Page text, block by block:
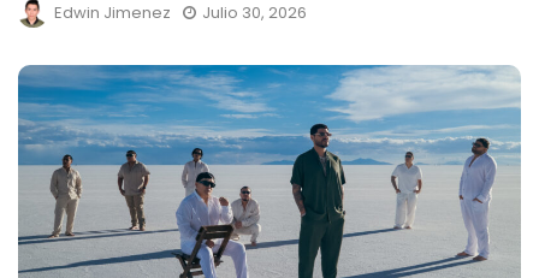
Edwin Jimenez Julio 30, 2026